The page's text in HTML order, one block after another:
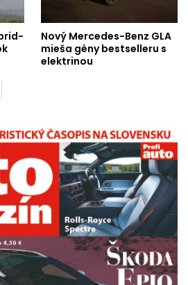
Nový Mercedes-Benz GLA
mieša gény bestselleru s
elektrinou